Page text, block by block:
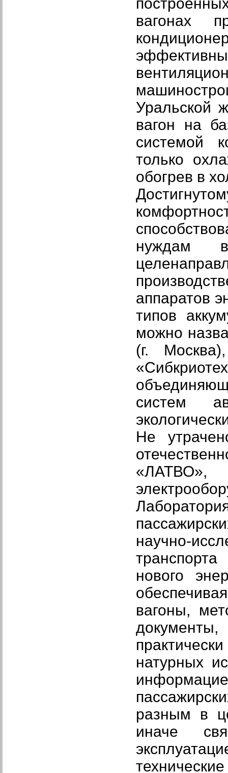
вагонах
Уральской
вагон на
системой
только
обогрев в
нуждам
аппаратов
типов
можно
(г.
систем
Не
научно-
нового
вагоны,
документы,
натурных
разным в
иначе